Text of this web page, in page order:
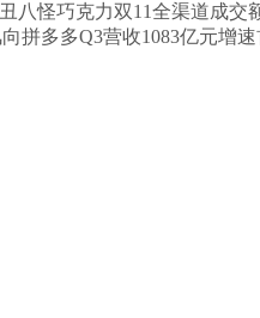
怪巧克力双11全渠道成
拼多多Q3营收1083亿元增速